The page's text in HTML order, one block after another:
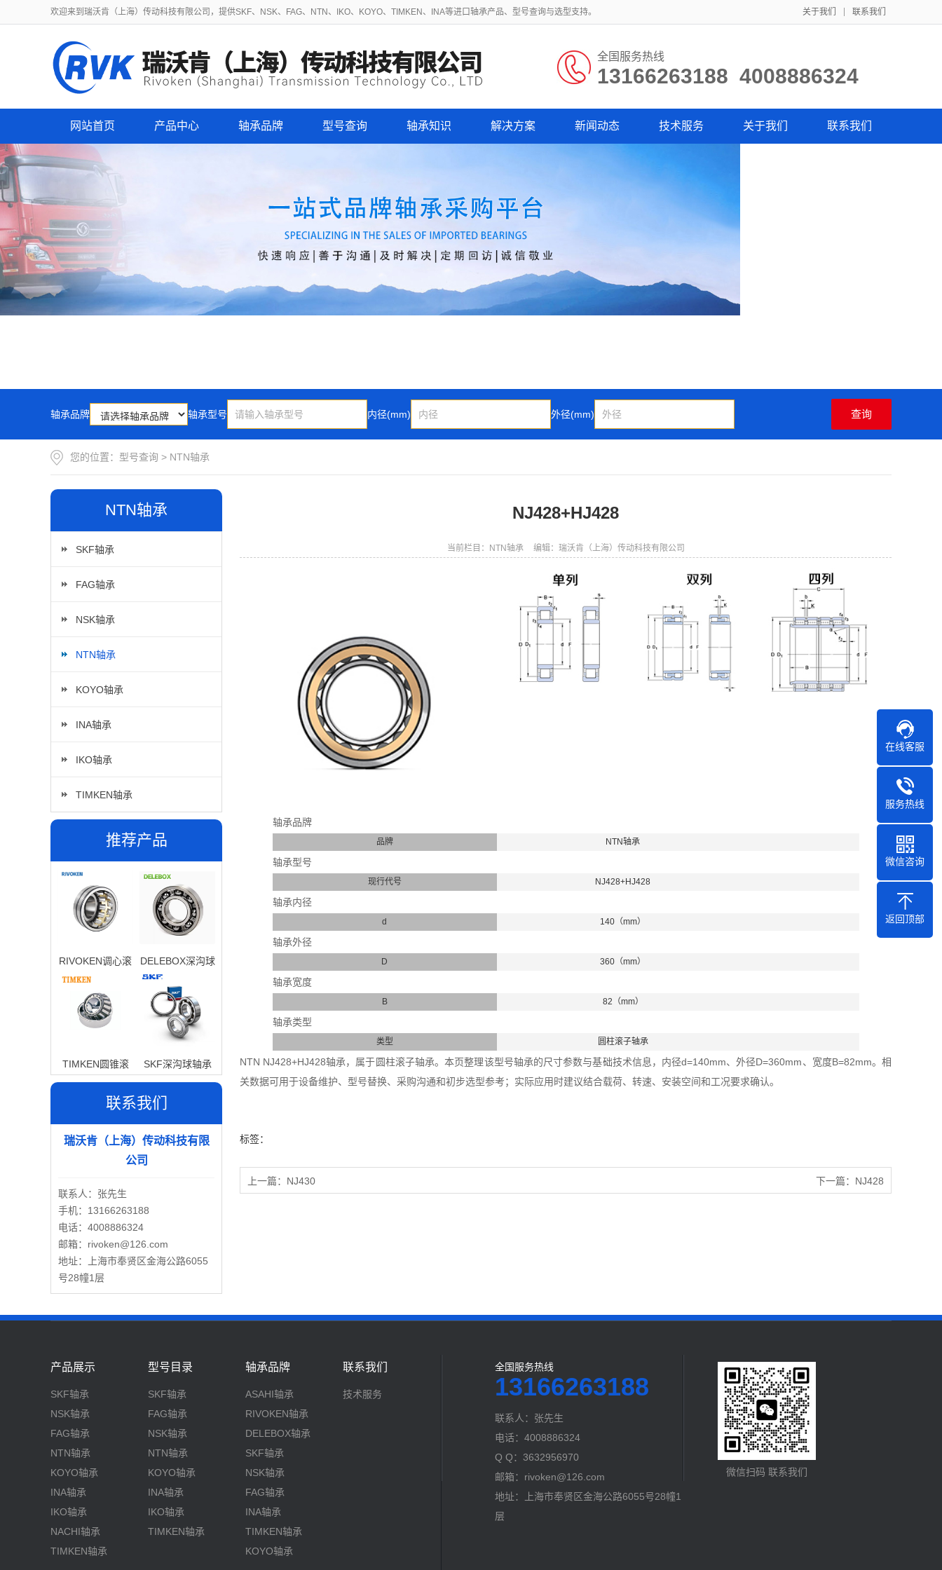
欢迎来到瑞沃肯（上海）传动科技有限公司，提供SKF、NSK、FAG、NTN、IKO、KOYO、TIMKEN、INA等进口轴承产品、型号查询与选型支持。 关于我们 联系我们
全国服务热线
13166263188 4008886324
网站首页 产品中心 轴承品牌 型号查询 轴承知识 解决方案 新闻动态 技术服务 关于我们 联系我们
轴承品牌 轴承型号 内径(mm) 外径(mm)
您的位置： 型号查询 > NTN轴承
NTN轴承
SKF轴承
FAG轴承
NSK轴承
NTN轴承
KOYO轴承
INA轴承
IKO轴承
TIMKEN轴承
推荐产品
RIVOKEN调心滚
子轴承
DELEBOX深沟球
TIMKEN圆锥滚
子轴承
SKF深沟球轴承
联系我们
瑞沃肯（上海）传动科技有限
公司
联系人：张先生
手机：13166263188
电话：4008886324
邮箱：rivoken@126.com
地址：上海市奉贤区金海公路6055
号28幢1层
NJ428+HJ428
当前栏目：NTN轴承 编辑：瑞沃肯（上海）传动科技有限公司
轴承品牌
品牌 NTN轴承
轴承型号
现行代号 NJ428+HJ428
轴承内径
d 140（mm）
轴承外径
D 360（mm）
轴承宽度
B 82（mm）
轴承类型
类型 圆柱滚子轴承
NTN NJ428+HJ428轴承，属于圆柱滚子轴承。本页整理该型号轴承的尺寸参数与基础技术信息，内径d=140mm、外径D=360mm、宽度B=82mm。相
关数据可用于设备维护、型号替换、采购沟通和初步选型参考；实际应用时建议结合载荷、转速、安装空间和工况要求确认。
标签：
上一篇： NJ430 下一篇： NJ428
产品展示
SKF轴承
NSK轴承
FAG轴承
NTN轴承
KOYO轴承
INA轴承
IKO轴承
NACHI轴承
TIMKEN轴承
型号目录
SKF轴承
FAG轴承
NSK轴承
NTN轴承
KOYO轴承
INA轴承
IKO轴承
TIMKEN轴承
轴承品牌
ASAHI轴承
RIVOKEN轴承
DELEBOX轴承
SKF轴承
NSK轴承
FAG轴承
INA轴承
TIMKEN轴承
KOYO轴承
联系我们
技术服务
全国服务热线
13166263188
联系人：张先生
电话：4008886324
Q Q：3632956970
邮箱：rivoken@126.com
地址：上海市奉贤区金海公路6055号28幢1
层
微信扫码 联系我们
在线客服
服务热线
微信咨询
返回顶部